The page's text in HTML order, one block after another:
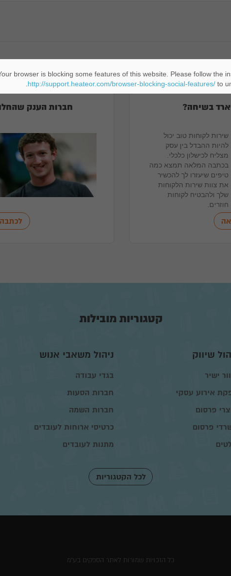
שירות לקוחות טוב יכול
להיות ההבדל בין עסק
מצליח לכישלון כלכלי.
בכתבה המלאה תמצא כמה
טיפים שיעזרו לך להכשיר
את צוות שירות הלקוחות
שלך ולהבטיח לקוחות
חוזרים.
כתבה
חברות הענק
קטגוריות מובילות
שיווק
ישיר
אירוע עסקי
פרסום
פרסום
ניהול משאבי אנוש
בגדי עבודה
חברות הסעות
חברות השמה
כרטיסי ארוחות לעובדים
מתנות לעובדים
לכל הקטגוריות
כל הזכויות שמורות לאתר הספקים בע"מ
browser is blocking some features of this website. Please follow the
http://support.heateor.com/browser-blocking-social-features/to